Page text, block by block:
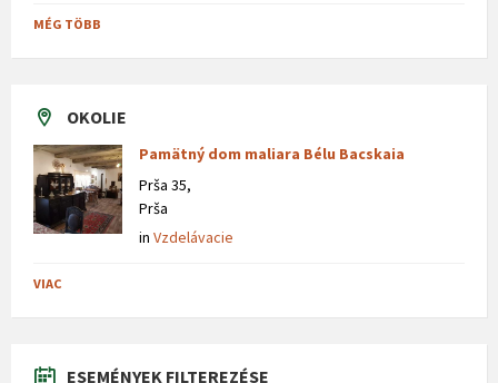
MÉG TÖBB
OKOLIE
Pamätný dom maliara Bélu Bacskaia
Prša 35,
Prša
in Vzdelávacie
VIAC
ESEMÉNYEK FILTEREZÉSE